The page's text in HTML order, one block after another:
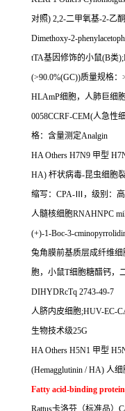
对照) 2,2-二甲氧基-2-乙酮
Dimethoxy-2-
tTA基因修饰的小鼠(B类
(>90.0%(GC))质量规格：
HLAmP细胞，人肺巨细
0058CCRF-CEM(人急性
格：含量测定Analgin
HA Others H7N9 甲型
HA) 杆状病毒-昆虫细胞
缩写： CPA- Ⅲ，级别：高
人髓核细胞RNAHNPC
(+)-1-Boc-3-
兔角膜前基质层成纤维细
胞，小鼠T细胞糖醋钙，
DIHYDRcTq 2743-49-7
人脐内皮细胞;HUV-EC-
生物技术级25G
HA Others H5N1 甲型
(Hemagglutinin / HA) 人细
Fatty acid-binding
Rattus卡洛芬（标准品）